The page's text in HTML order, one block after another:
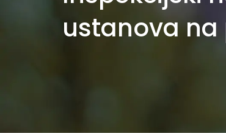
ustanova na